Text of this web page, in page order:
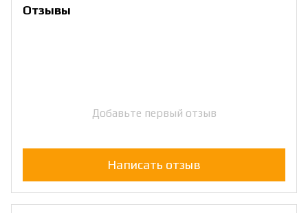
Отзывы
Добавьте первый отзыв
Написать отзыв